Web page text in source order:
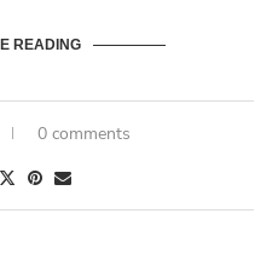
READING
0 comments